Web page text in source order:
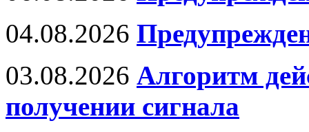
04.08.2026
03.08.2026 Алгоритм
получении сигнала